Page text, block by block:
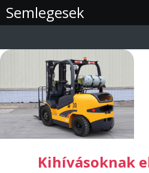
Semlegesek
content
Kihívásoknak